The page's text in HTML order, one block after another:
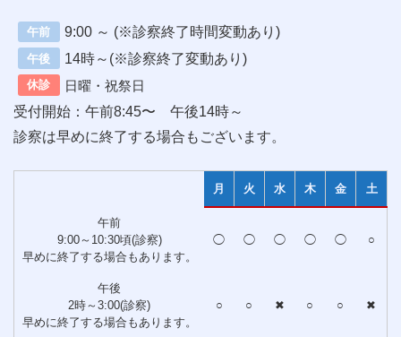
午前 9:00 ～ (※診察終了時間変動あり)
午後 14時～(※診察終了変動あり)
休診 日曜・祝祭日
受付開始：午前8:45〜 午後14時～
診察は早めに終了する場合もございます。
月 火 水 木 金 土
午前
9:00～10:30頃(診察)
早めに終了する場合もあります。
◯ ◯ ◯ ◯ ◯ ○
午後
2時～3:00(診察)
早めに終了する場合もあります。
○ ○ ✖ ○ ○ ✖